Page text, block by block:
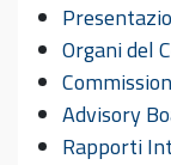
Organi del
Advisory
Rapporti